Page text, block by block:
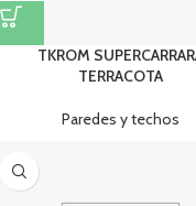
TKROM
TERRACOTA
Paredes y techos